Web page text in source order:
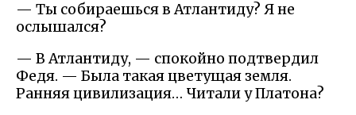
— Ты собираешься в Атлантиду? Я не
ослышался?
— В Атлантиду, — спокойно подтвердил
Федя. — Была такая цветущая земля.
Ранняя цивилизация… Читали у Платона?